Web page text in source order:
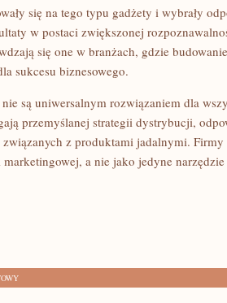
się na tego typu gadżety i wybrały
w postaci zwiększonej
się one w branżach, gdzie
sukcesu biznesowego.
są uniwersalnym rozwiązaniem dla
przemyślanej strategii dystrybucji,
z produktami jadalnymi.
marketingowej, a nie jako jedyne